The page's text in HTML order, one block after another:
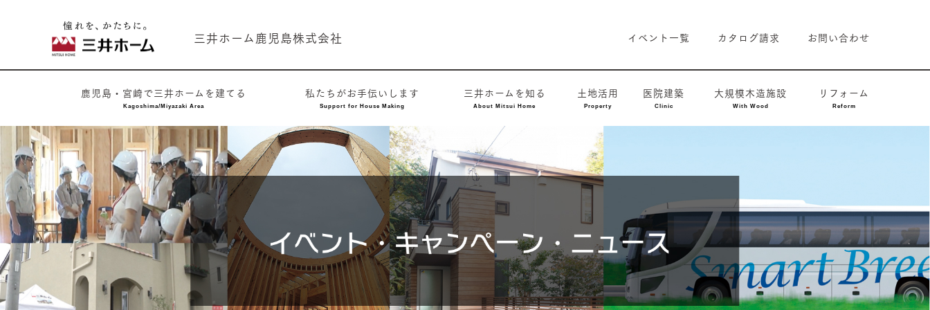
三井ホーム鹿児島株式会社
鹿児島・宮崎で三井ホームを建てる
Kagoshima/ Miyazaki Area
私たちがお手伝いします
Support for House Making
三井ホームを知る
About Mitsui Home
土地活用
Property
医院建築
Clinic
大規模木造施設
With Wood
リフォーム
Reform
イベント一覧 カタログ請求 お問い合わせ